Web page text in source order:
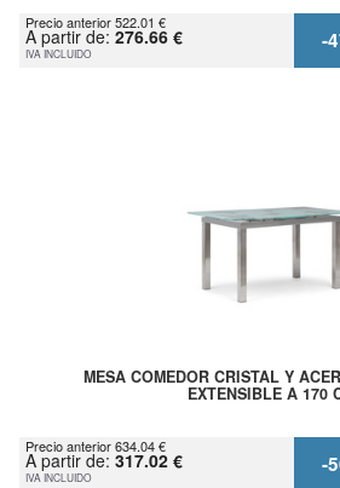
Precio anterior 522.01 €
A partir de: 276.66 €
IVA INCLUIDO -
MESA COMEDOR CRISTAL Y
EXTENSIBLE A 170
Precio anterior 634.04 €
A partir de: 317.02 €
IVA INCLUIDO -